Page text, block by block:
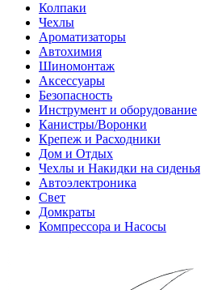
Колпаки
Чехлы
Ароматизаторы
Автохимия
Шиномонтаж
Аксессуары
Безопасность
Инструмент и оборудование
Канистры/Воронки
Крепеж и Расходники
Дом и Отдых
Чехлы и Накидки на сиденья
Автоэлектроника
Свет
Домкраты
Компрессора и Насосы